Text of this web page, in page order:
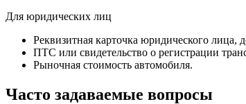
Для юридических лиц
Реквизитная карточка юридического лица,
ПТС или свидетельство о регистрации
Рыночная стоимость автомобиля.
Часто задаваемые вопросы